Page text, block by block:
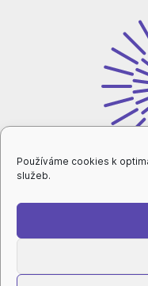
Používáme cookies k
služeb.